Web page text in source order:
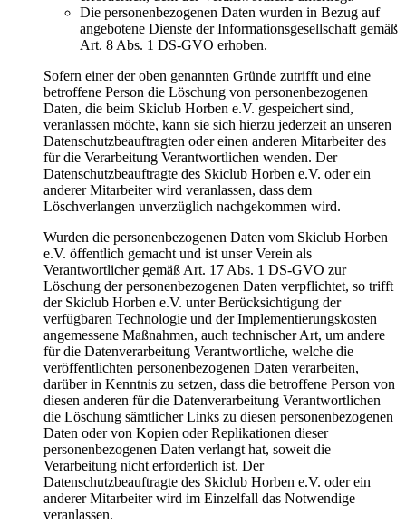
Die personenbezogenen Daten wurden in Bezug auf
angebotene Dienste der Informationsgesellschaft gemäß
Art. 8 Abs. 1 DS-GVO erhoben.
Sofern einer der oben genannten Gründe zutrifft und eine
betroffene Person die Löschung von personenbezogenen
Daten, die beim Skiclub Horben e.V. gespeichert sind,
veranlassen möchte, kann sie sich hierzu jederzeit an unseren
Datenschutzbeauftragten oder einen anderen Mitarbeiter des
für die Verarbeitung Verantwortlichen wenden. Der
Datenschutzbeauftragte des Skiclub Horben e.V. oder ein
anderer Mitarbeiter wird veranlassen, dass dem
Löschverlangen unverzüglich nachgekommen wird.
Wurden die personenbezogenen Daten vom Skiclub Horben
e.V. öffentlich gemacht und ist unser Verein als
Verantwortlicher gemäß Art. 17 Abs. 1 DS-GVO zur
Löschung der personenbezogenen Daten verpflichtet, so trifft
der Skiclub Horben e.V. unter Berücksichtigung der
verfügbaren Technologie und der Implementierungskosten
angemessene Maßnahmen, auch technischer Art, um andere
für die Datenverarbeitung Verantwortliche, welche die
veröffentlichten personenbezogenen Daten verarbeiten,
darüber in Kenntnis zu setzen, dass die betroffene Person von
diesen anderen für die Datenverarbeitung Verantwortlichen
die Löschung sämtlicher Links zu diesen personenbezogenen
Daten oder von Kopien oder Replikationen dieser
personenbezogenen Daten verlangt hat, soweit die
Verarbeitung nicht erforderlich ist. Der
Datenschutzbeauftragte des Skiclub Horben e.V. oder ein
anderer Mitarbeiter wird im Einzelfall das Notwendige
veranlassen.